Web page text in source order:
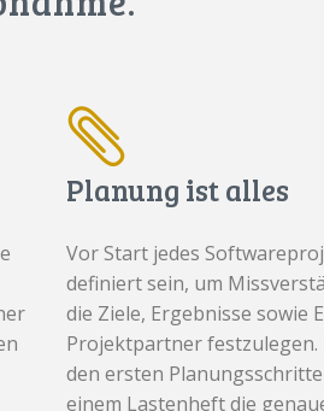
Planung ist alles
Vor Start jedes
definiert sein, um
die Ziele, Ergebnisse sowie
Projektpartner
den ersten
einem Lastenheft die